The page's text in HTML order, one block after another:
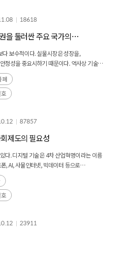
라(天下網羅) 질서론’이 그 사례이다. 미중
하고 있는 한국의 입장에서는 이러한
악하고 적절한 대응전략을 모색하는 일은
게 보여준 사건이었다. 게다가 한국에도
순한 기술·경제적 사안이 아니라 외교·
미래 국력을 좌우할 첨단기술 분야의 미중
것으로 예상된다. 실제로 최근 미국의 인도
인 모습을 드러내고 있으며, 중국의
18618
을 둘러싼 주요 국가의
보수적이다. 실물시장은 성장을,
정성을 중요시하기 때문이다. 역사상 기술
술의 안전성이 확인되면 화폐금융시장이
폐
87857
제도의 필요성
다. 디지털 기술은 4차 산업혁명이라는 이름
, AI, 사물인터넷, 빅데이터 등으로
상업적 거래와 계약, 인간의 노동과
되어 왔다. 디지털 기술 분야에는 현재에도
서 어디까지 진전될지 알 수 없다.(후략)
23911